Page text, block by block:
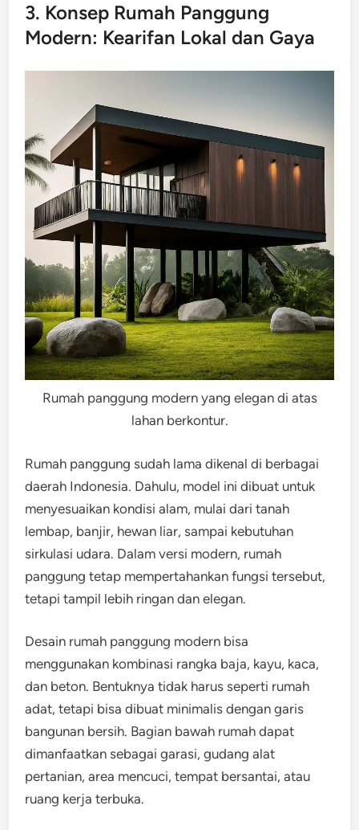
3. Konsep Rumah Panggung
Modern: Kearifan Lokal dan Gaya
Rumah panggung modern yang elegan di atas
lahan berkontur.
Rumah panggung sudah lama dikenal di berbagai
daerah Indonesia. Dahulu, model ini dibuat untuk
menyesuaikan kondisi alam, mulai dari tanah
lembap, banjir, hewan liar, sampai kebutuhan
sirkulasi udara. Dalam versi modern, rumah
panggung tetap mempertahankan fungsi tersebut,
tetapi tampil lebih ringan dan elegan.
Desain rumah panggung modern bisa
menggunakan kombinasi rangka baja, kayu, kaca,
dan beton. Bentuknya tidak harus seperti rumah
adat, tetapi bisa dibuat minimalis dengan garis
bangunan bersih. Bagian bawah rumah dapat
dimanfaatkan sebagai garasi, gudang alat
pertanian, area mencuci, tempat bersantai, atau
ruang kerja terbuka.